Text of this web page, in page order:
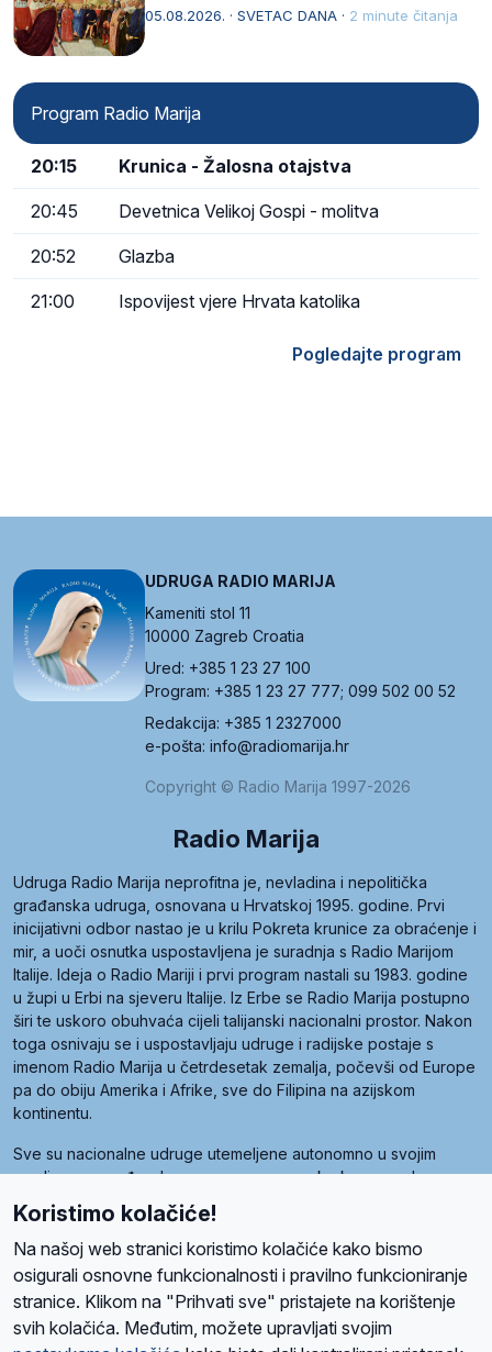
naziv, Sancta Maria…
05.08.2026. · SVETAC DANA · 2 minute čitanja
Program Radio Marija
20:15 Krunica - Žalosna otajstva
20:45 Devetnica Velikoj Gospi - molitva
20:52 Glazba
21:00 Ispovijest vjere Hrvata katolika
Pogledajte program
UDRUGA RADIO MARIJA
Kameniti stol 11
10000 Zagreb Croatia
Ured: +385 1 23 27 100
Program: +385 1 23 27 777; 099 502 00 52
Redakcija: +385 1 2327000
e-pošta: info@radiomarija.hr
Copyright © Radio Marija 1997-2026
Radio Marija
Udruga Radio Marija neprofitna je, nevladina i nepolitička
građanska udruga, osnovana u Hrvatskoj 1995. godine. Prvi
inicijativni odbor nastao je u krilu Pokreta krunice za obraćenje i
mir, a uoči osnutka uspostavljena je suradnja s Radio Marijom
Italije. Ideja o Radio Mariji i prvi program nastali su 1983. godine
u župi u Erbi na sjeveru Italije. Iz Erbe se Radio Marija postupno
širi te uskoro obuhvaća cijeli talijanski nacionalni prostor. Nakon
toga osnivaju se i uspostavljaju udruge i radijske postaje s
imenom Radio Marija u četrdesetak zemalja, počevši od Europe
pa do obiju Amerika i Afrike, sve do Filipina na azijskom
kontinentu.
Sve su nacionalne udruge utemeljene autonomno u svojim
zemljama, a međusobna su povezane preko krovne udruge
pod nazivom Svjetska obitelj Radio Marije (World Family of
Radio Maria). Svjetsku obitelj utemeljilo je sedam članica, među
kojima je i hrvatska Udruga Radio Marija.
Koristimo kolačiće!
Na našoj web stranici koristimo kolačiće kako bismo
osigurali osnovne funkcionalnosti i pravilno funkcioniranje
stranice. Klikom na "Prihvati sve" pristajete na korištenje
svih kolačića. Međutim, možete upravljati svojim